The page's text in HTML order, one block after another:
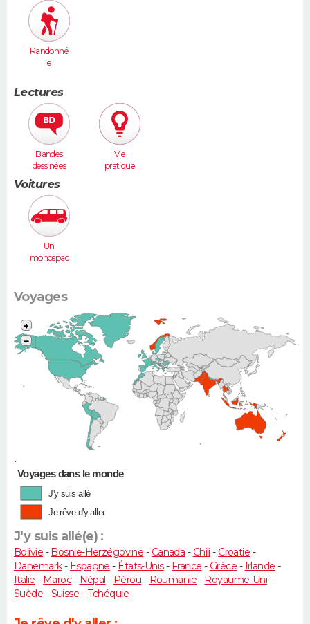
Randonné
e
Lectures
Bandes
dessinées
Vie
pratique
Voitures
Un
monospac
Xsara
Picasso...)
Voyages
•
+
−
Voyages dans le monde
J'y suis allé
Je rêve d'y aller
J'y suis allé(e) :
Bolivie - Bosnie-Herzégovine - Canada - Chili - Croatie -
Danemark- Espagne - États-Unis- France - Grèce - Irlande -
Italie - Maroc- Népal - Pérou - Roumanie - Royaume-Uni -
Suède -Suisse - Tchéquie